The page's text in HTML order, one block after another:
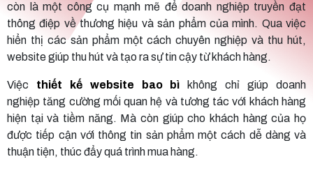
còn là một công cụ mạnh mẽ để doanh nghiệp truyền đạt
thông điệp về thương hiệu và sản phẩm của mình. Qua việc
hiển thị các sản phẩm một cách chuyên nghiệp và thu hút,
website giúp thu hút và tạo ra sự tin cậy từ khách hàng.
Việc thiết kế website bao bì không chỉ giúp doanh
nghiệp tăng cường mối quan hệ và tương tác với khách hàng
hiện tại và tiềm năng. Mà còn giúp cho khách hàng của họ
được tiếp cận với thông tin sản phẩm một cách dễ dàng và
thuận tiện, thúc đẩy quá trình mua hàng.